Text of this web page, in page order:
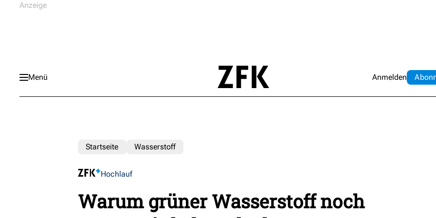
Menü Anmelden Abo
Startseite Wasserstoff
Hochlauf
Warum grüner Wasserstoff noch